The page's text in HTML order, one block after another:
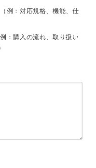
（例：対応規格、機能、仕
例：購入の流れ、取り扱い